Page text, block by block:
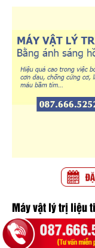
Máy vật lý trị liệu